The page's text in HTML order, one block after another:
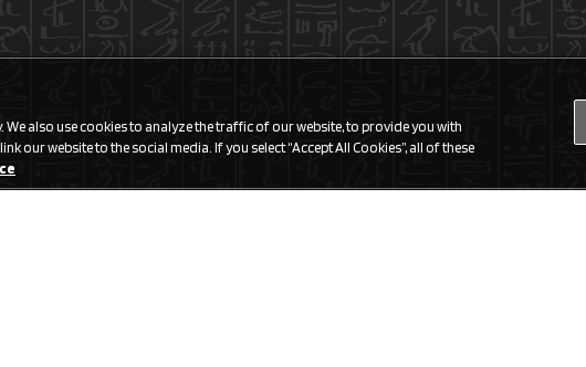
also use cookies to analyze the traffic of our website, to provide you with
our website to the social media. If you select “Accept All Cookies”, all of these